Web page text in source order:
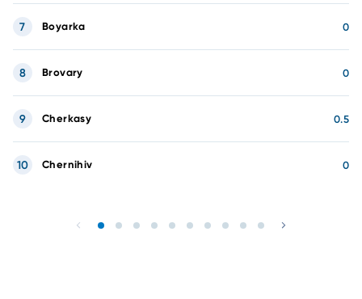
Boyarka 0
7
Brovary 0
8
Cherkasy 0.5
9
Chernihiv 0
10